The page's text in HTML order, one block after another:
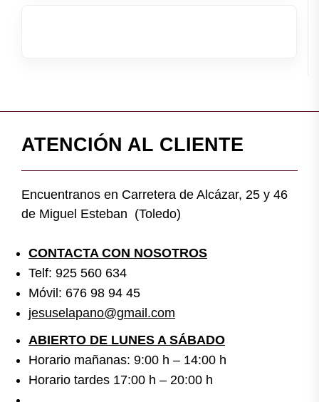
ATENCIÓN AL CLIENTE
Encuentranos en Carretera de Alcázar, 25 y 46
de Miguel Esteban (Toledo)
CONTACTA CON NOSOTROS
Telf: 925 560 634
Móvil: 676 98 94 45
jesuselapano@gmail.com
ABIERTO DE LUNES A SÁBADO
Horario mañanas: 9:00 h – 14:00 h
Horario tardes 17:00 h – 20:00 h